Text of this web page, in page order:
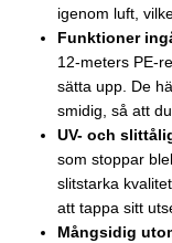
igenom luft,
Funktioner
12-meters PE-
sätta upp. De
smidig, så att
UV- och
som stoppar
slitstarka
att tappa sitt
Mångsidig